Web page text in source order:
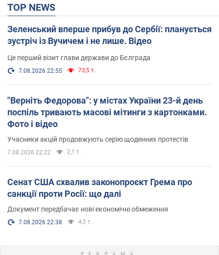
TOP NEWS
Зеленський вперше прибув до Сербії: планується
зустріч із Вучичем і не лише. Відео
Це перший візит глави держави до Бєлграда
7.08.2026 22:55 73,5 т.
"Верніть Федорова": у містах України 23-й день
поспіль тривають масові мітинги з картонками.
Фото і відео
Учасники акцій продовжують серію щоденних протестів
7.08.2026 22:22 2,1 т.
Сенат США схвалив законопроєкт Грема про
санкції проти Росії: що далі
Документ передбачає нові економічні обмеження
7.08.2026 22:38 4,5 т.